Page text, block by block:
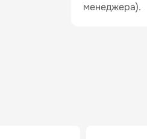
менеджера).